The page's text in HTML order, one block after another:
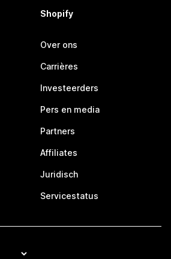
Shopify
Over ons
Carrières
Investeerders
Pers en media
Partners
Affiliates
Juridisch
Servicestatus